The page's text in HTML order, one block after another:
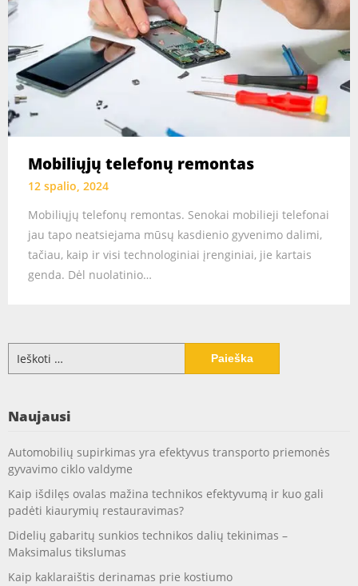
Mobiliųjų telefonų remontas
12 spalio, 2024
Mobiliųjų telefonų remontas. Senokai mobilieji telefonai
jau tapo neatsiejama mūsų kasdienio gyvenimo dalimi,
tačiau, kaip ir visi technologiniai įrenginiai, jie kartais
genda. Dėl nuolatinio…
Ieškoti:
Naujausi
Automobilių supirkimas yra efektyvus transporto priemonės
gyvavimo ciklo valdyme
Kaip išdilęs ovalas mažina technikos efektyvumą ir kuo gali
padėti kiaurymių restauravimas?
Didelių gabaritų sunkios technikos dalių tekinimas –
Maksimalus tikslumas
Kaip kaklaraištis derinamas prie kostiumo